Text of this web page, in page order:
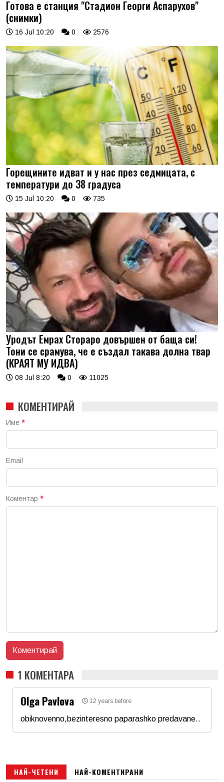
Готова е станция "Стадион Георги Аспарухов"
(снимки)
16 Jul 10:20 0 2576
Горещините идват и у нас през седмицата, с
температури до 38 градуса
15 Jul 10:20 0 735
Уродът Емрах Стораро довършен от баща си!
Тони се срамува, че е създал такава долна твар
(КРАЯТ МУ ИДВА)
08 Jul 8:20 0 11025
КОМЕНТИРАЙ
Име *
Email
Коментар *
1 КОМЕНТАРА
Olga Pavlova
12 years before
obiknovenno,bezinteresno paparashko predavane..
Email
НАЙ-ЧЕТЕНИ НАЙ-КОМЕНТИРАНИ